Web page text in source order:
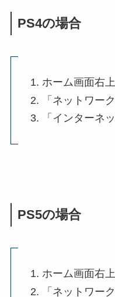
PS4の場合
ホーム画面右
「ネットワー
「インターネ
PS5の場合
ホーム画面右
「ネットワー